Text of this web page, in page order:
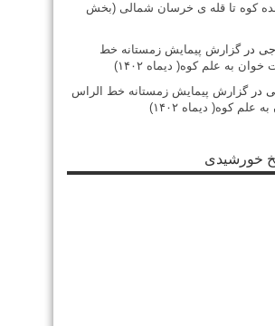
کوه تا قله ی خرسان شمالی (بخش
درگزارش پیمایش زمستانه خط
به علم کوه( دیماه ۱۴۰۲)
درگزارش پیمایش زمستانه خط الراس
کوه( دیماه ۱۴۰۲)
خورشیدی